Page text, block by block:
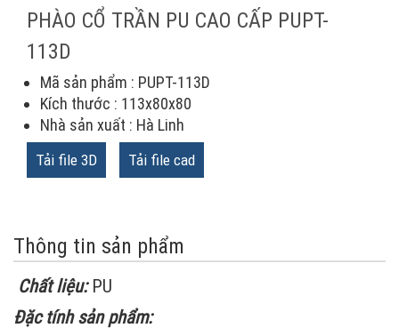
PHÀO CỔ TRẦN PU CAO CẤP PUPT-
113D
Mã sản phẩm : PUPT-113D
Kích thước : 113x80x80
Nhà sản xuất : Hà Linh
Tải file 3D Tải file cad
Thông tin sản phẩm
Chất liệu:PU
Đặc tính sản phẩm: